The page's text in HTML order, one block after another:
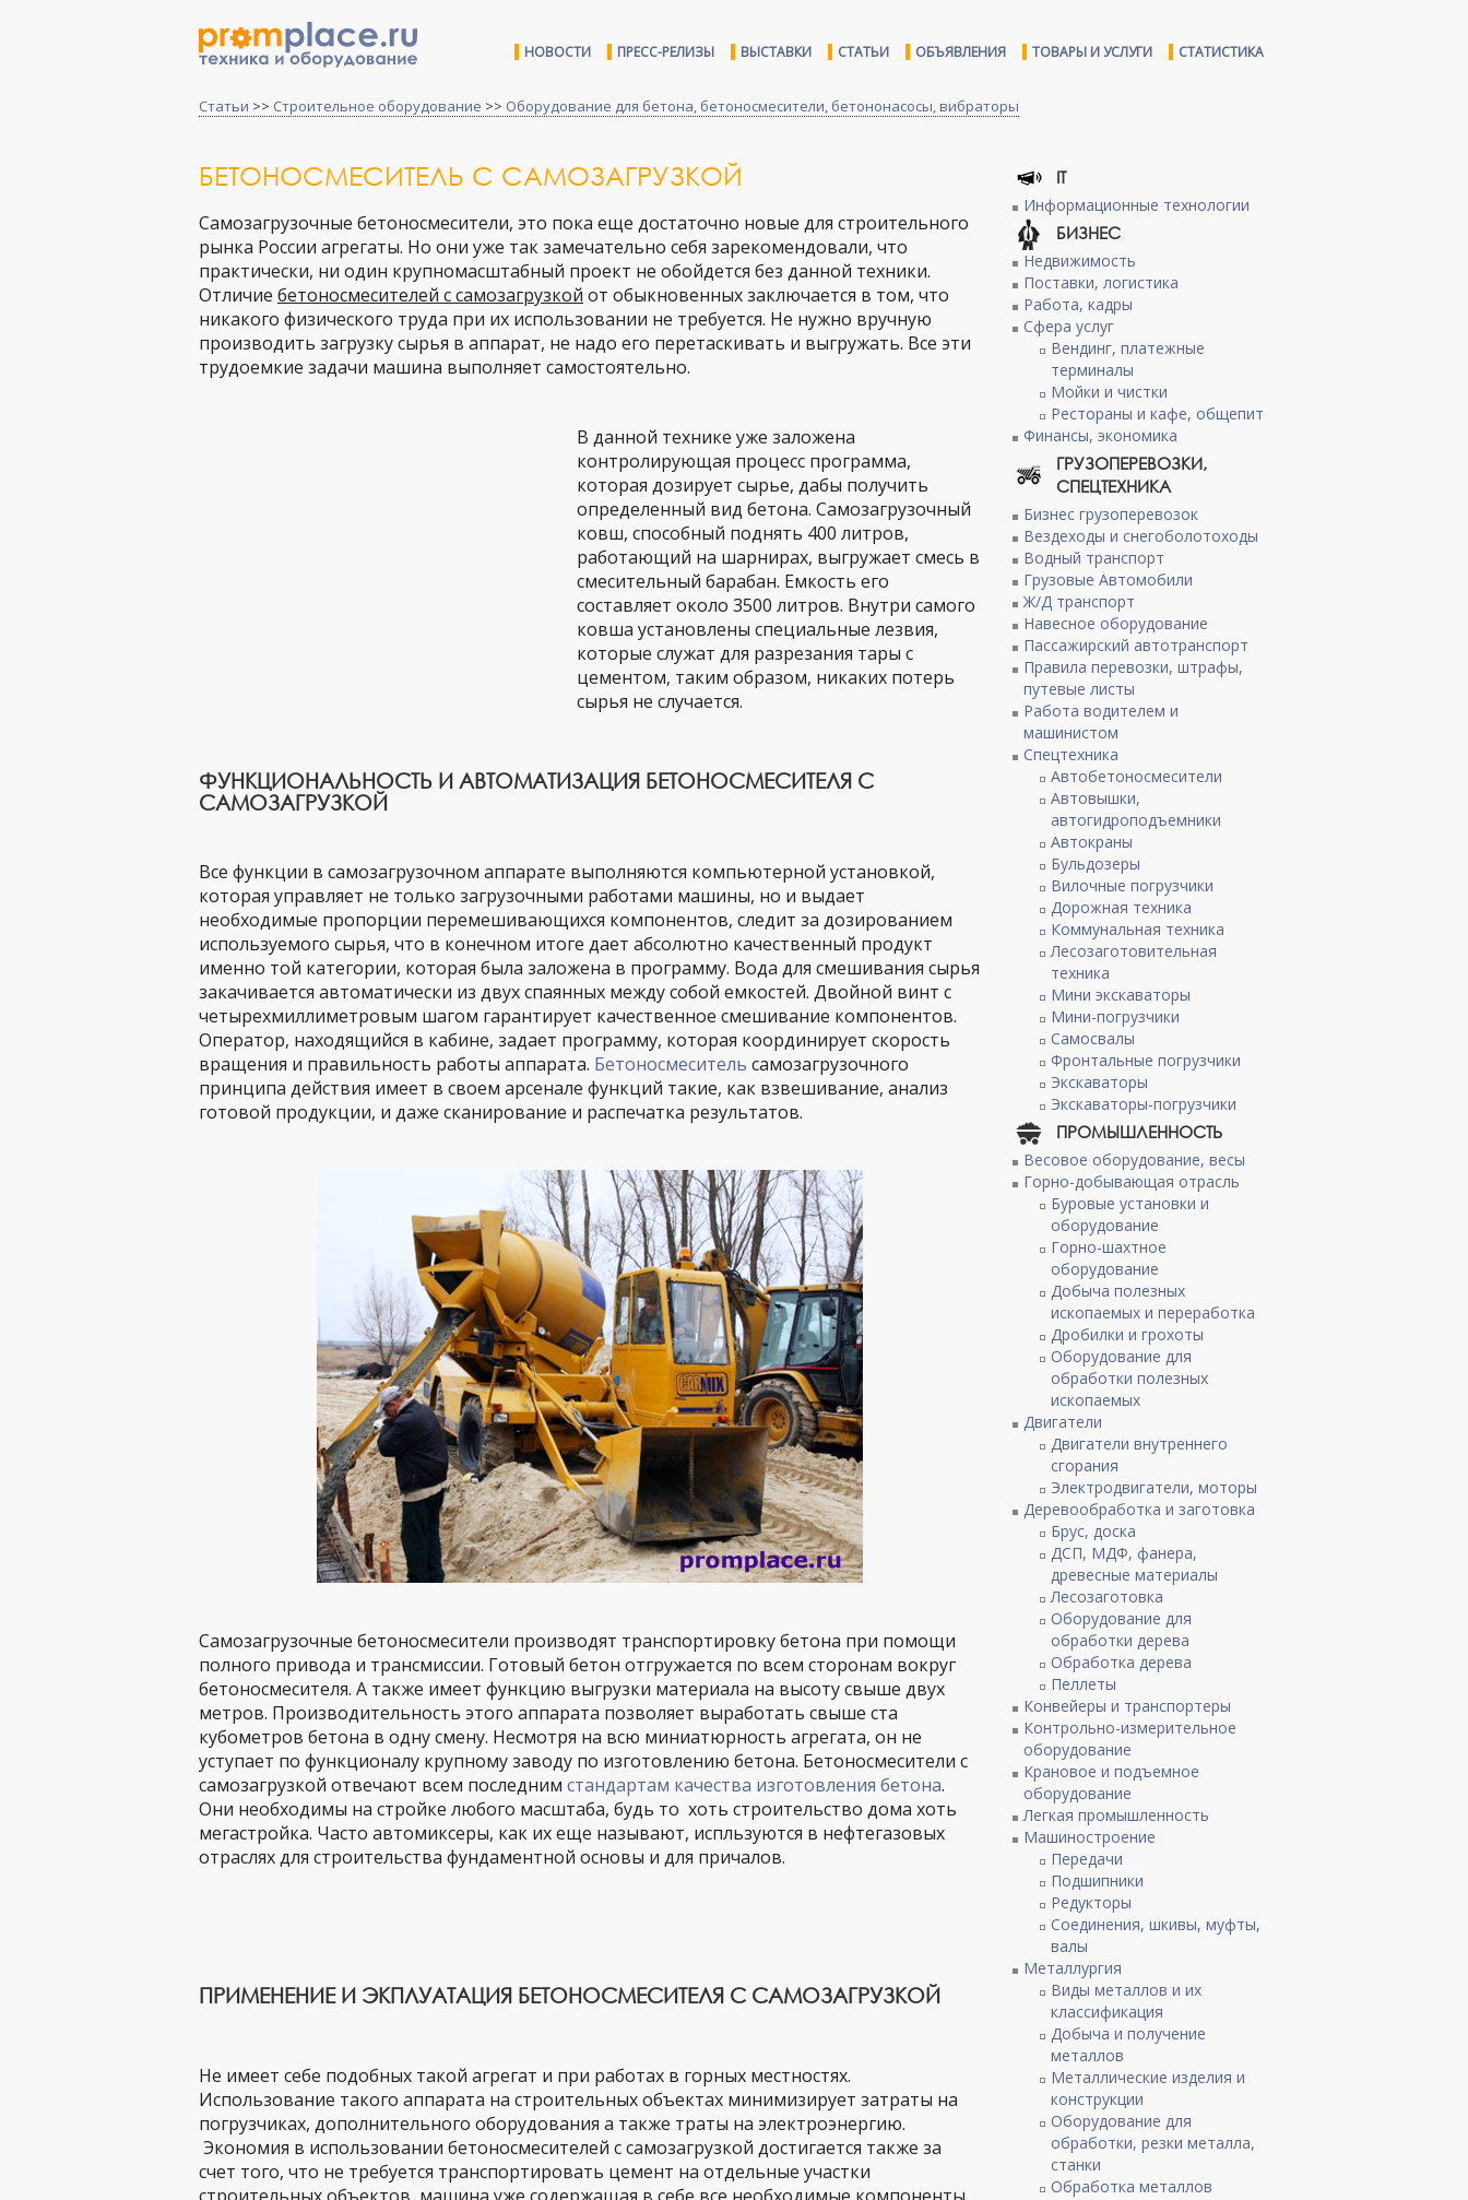
НОВОСТИ ПРЕСС-РЕЛИЗЫ ВЫСТАВКИ СТАТЬИ ОБЪЯВЛЕНИЯ ТОВАРЫ И УСЛУГИ СТАТИСТИКА
Статьи >> Строительное оборудование >> Оборудование для бетона, бетоносмесители, бетононасосы, вибраторы
БЕТОНОСМЕСИТЕЛЬ С САМОЗАГРУЗКОЙ
Самозагрузочные бетоносмесители, это пока еще достаточно новые для строительного
рынка России агрегаты. Но они уже так замечательно себя зарекомендовали, что
практически, ни один крупномасштабный проект не обойдется без данной техники.
Отличие бетоносмесителей с самозагрузкой от обыкновенных заключается в том, что
никакого физического труда при их использовании не требуется. Не нужно вручную
производить загрузку сырья в аппарат, не надо его перетаскивать и выгружать. Все эти
трудоемкие задачи машина выполняет самостоятельно.
В данной технике уже заложена
контролирующая процесс программа,
которая дозирует сырье, дабы получить
определенный вид бетона. Самозагрузочный
ковш, способный поднять 400 литров,
работающий на шарнирах, выгружает смесь в
смесительный барабан. Емкость его
составляет около 3500 литров. Внутри самого
ковша установлены специальные лезвия,
которые служат для разрезания тары с
цементом, таким образом, никаких потерь
сырья не случается.
ФУНКЦИОНАЛЬНОСТЬ И АВТОМАТИЗАЦИЯ БЕТОНОСМЕСИТЕЛЯ С
САМОЗАГРУЗКОЙ
Все функции в самозагрузочном аппарате выполняются компьютерной установкой,
которая управляет не только загрузочными работами машины, но и выдает
необходимые пропорции перемешивающихся компонентов, следит за дозированием
используемого сырья, что в конечном итоге дает абсолютно качественный продукт
именно той категории, которая была заложена в программу. Вода для смешивания сырья
закачивается автоматически из двух спаянных между собой емкостей. Двойной винт с
четырехмиллиметровым шагом гарантирует качественное смешивание компонентов.
Оператор, находящийся в кабине, задает программу, которая координирует скорость
вращения и правильность работы аппарата. Бетоносмеситель самозагрузочного
принципа действия имеет в своем арсенале функций такие, как взвешивание, анализ
готовой продукции, и даже сканирование и распечатка результатов.
Самозагрузочные бетоносмесители производят транспортировку бетона при помощи
полного привода и трансмиссии. Готовый бетон отгружается по всем сторонам вокруг
бетоносмесителя. А также имеет функцию выгрузки материала на высоту свыше двух
метров. Производительность этого аппарата позволяет выработать свыше ста
кубометров бетона в одну смену. Несмотря на всю миниатюрность агрегата, он не
уступает по функционалу крупному заводу по изготовлению бетона. Бетоносмесители с
самозагрузкой отвечают всем последним стандартам качества изготовления бетона.
Они необходимы на стройке любого масштаба, будь то хоть строительство дома хоть
мегастройка. Часто автомиксеры, как их еще называют, испльзуются в нефтегазовых
отраслях для строительства фундаментной основы и для причалов.
ПРИМЕНЕНИЕ И ЭКПЛУАТАЦИЯ БЕТОНОСМЕСИТЕЛЯ С САМОЗАГРУЗКОЙ
Не имеет себе подобных такой агрегат и при работах в горных местностях.
Использование такого аппарата на строительных объектах минимизирует затраты на
погрузчиках, дополнительного оборудования а также траты на электроэнергию.
Экономия в использовании бетоносмесителей с самозагрузкой достигается также за
счет того, что не требуется транспортировать цемент на отдельные участки
IT
Информационные технологии
БИЗНЕС
Недвижимость
Поставки, логистика
Работа, кадры
Сфера услуг
Вендинг, платежные
терминалы
Мойки и чистки
Рестораны и кафе, общепит
Финансы, экономика
ГРУЗОПЕРЕВОЗКИ,
СПЕЦТЕХНИКА
Бизнес грузоперевозок
Вездеходы и снегоболотоходы
Водный транспорт
Грузовые Автомобили
Ж/Д транспорт
Навесное оборудование
Пассажирский автотранспорт
Правила перевозки, штрафы,
путевые листы
Работа водителем и
машинистом
Спецтехника
Автобетоносмесители
Автовышки,
автогидроподъемники
Автокраны
Бульдозеры
Вилочные погрузчики
Дорожная техника
Коммунальная техника
Лесозаготовительная
техника
Мини экскаваторы
Мини-погрузчики
Самосвалы
Фронтальные погрузчики
Экскаваторы
Экскаваторы-погрузчики
ПРОМЫШЛЕННОСТЬ
Весовое оборудование, весы
Горно-добывающая отрасль
Буровые установки и
оборудование
Горно-шахтное
оборудование
Добыча полезных
ископаемых и переработка
Дробилки и грохоты
Оборудование для
обработки полезных
ископаемых
Двигатели
Двигатели внутреннего
сгорания
Электродвигатели, моторы
Деревообработка и заготовка
Брус, доска
ДСП, МДФ, фанера,
древесные материалы
Лесозаготовка
Оборудование для
обработки дерева
Обработка дерева
Пеллеты
Конвейеры и транспортеры
Контрольно-измерительное
оборудование
Крановое и подъемное
оборудование
Легкая промышленность
Машиностроение
Передачи
Подшипники
Редукторы
Соединения, шкивы, муфты,
валы
Металлургия
Виды металлов и их
классификация
Добыча и получение
металлов
Металлические изделия и
конструкции
Оборудование для
обработки, резки металла,
станки
Обработка металлов